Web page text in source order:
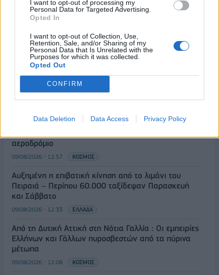
I want to opt-out of processing my
Personal Data for Targeted Advertising.
Opted In
I want to opt-out of Collection, Use,
Retention, Sale, and/or Sharing of my
Personal Data that Is Unrelated with the
Purposes for which it was collected.
Opted Out
CONFIRM
Data Deletion Data Access Privacy Policy
ΡΟΗ ΕΙΔΗΣΕΩΝ
Γερμανία: Το Βερολίνο θα επεκτείνει την έρευνα για
αεροδρόμιο
09/08/2026 - 12:57 ΚΟΣΜΟΣ
Αυξημένη η επιβατική κίνηση από το λιμάνι του
Πειραιά – Περίπου 60.000 ταξίδεψαν Παρασκευή
και Σάββατο
09/08/2026 - 12:33 ΕΛΛΑΔΑ
Από τη Δυτική Αττική στη Νότια Γαλλία : Οι εμπειρίες
Ελλήνων και Γάλλων πυροσβεστών από τα πύρινα
μέτωπα
09/08/2026 - 12:08 ΚΟΣΜΟΣ